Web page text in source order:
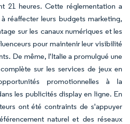
21 heures. Cette réglementation a
réaffecter leurs budgets marketing,
sur les canaux numériques et les
pour maintenir leur visibilité
De même, l'Italie a promulgué une
sur les services de jeux en
promotionnelles à la
les publicités display en ligne. En
ont été contraints de s'appuyer
naturel et des réseaux